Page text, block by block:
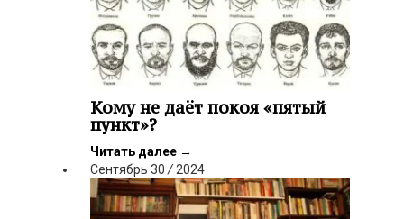
Кому не даёт покоя «пятый
пункт»?
Читать далее →
Сентябрь 30 / 2024